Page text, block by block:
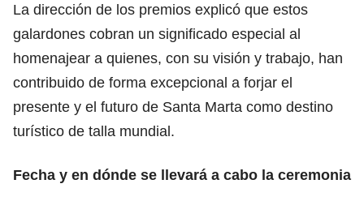
La dirección de los premios explicó que estos
galardones cobran un significado especial al
homenajear a quienes, con su visión y trabajo, han
contribuido de forma excepcional a forjar el
presente y el futuro de Santa Marta como destino
turístico de talla mundial.
Fecha y en dónde se llevará a cabo la ceremonia